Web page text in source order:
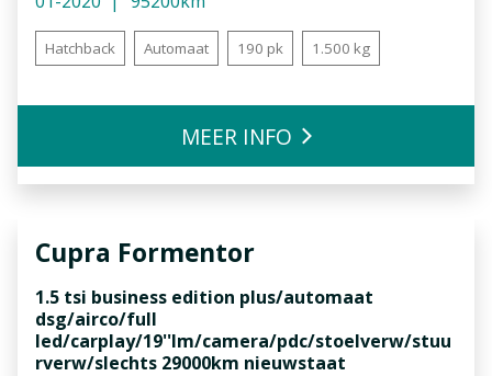
Hatchback Automaat 190 pk 1.500 kg
MEER INFO
Cupra Formentor
1.5 tsi business edition plus/automaat
dsg/airco/full
led/carplay/19''lm/camera/pdc/stoelverw/stuu
rverw/slechts 29000km nieuwstaat